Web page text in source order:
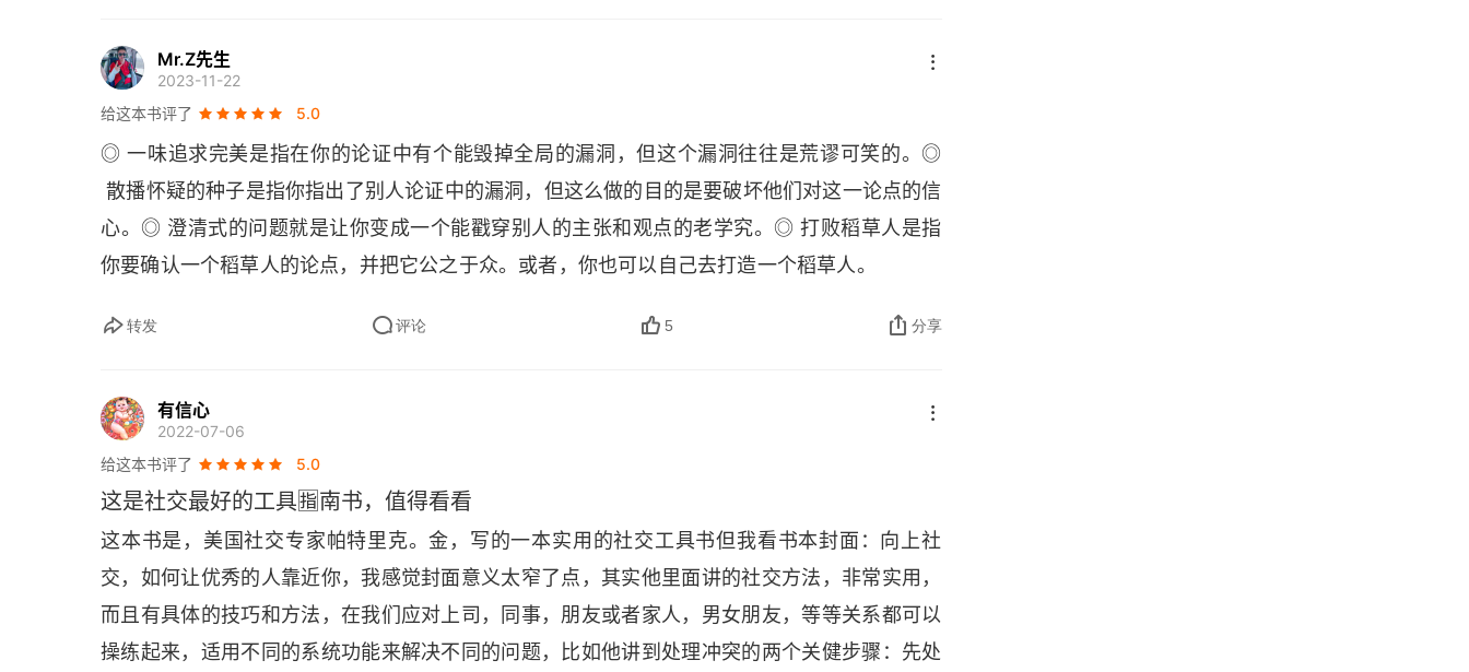
友要找到或创造一个共同的敌人 21. 一直以来，我们的认知都是不应该打断别人。通常情况下，
未来为离开任何谈话或社交场合准备好一个借口表现出好像着急离开的样子，这样谈话对象就不
的提议，来弥补自己不得不离开的遗憾 24. 在这个世界上你很难耳根清净地过日子，但我们的目
的不是要彻底清除干扰，而是要学会如何有效地应对它们 25. 处理好说话时被别人打断的情况，
能让自己保持理智，因为被打断十分令人抓狂。你可以先发制人，让别人知道你不想被打断。你
可以不断地强调它，把它当成一个晴雨表，看看谁会尊重你的个人空间。如果你是那个打断别人
说话的人，那就要养成一种习惯，把话题拉回到别人正在说的事情上来 26. 令人厌烦的习惯你眼
中非黑即白，喜欢评判他人，还想要控制他人的想法。这么做的话，人们会开始避开你当别人只
是想让你倾听他们的想法时，你主动给他们提供一些 “不请自来” 的想法和建议。在回答之前，
先弄清人们想从你这里得到什么，否则的话，人们也会开始逃开你总是第一个笑出声，而不去观
个话题，因为他们好像找到了另一个自己。你可以通过制造或挖掘相似之处来达到这一目的。◎
最后，你可以通过让别人开口来设定基调，即使他们难以接近，或是似乎有意与你保持一定的距
离。但你可以通过询问一些特定的，一些他们无法拒绝去评论、解释或者辩护的问题，引导他们
开口，而这些问题其实并不需要他们自己作答。◎ 征服听众通常指的是讲故事的时候能让他们像
孩子一样，津津有味地听讲。在日常生活中，有很多方式可以制造出这种感觉。讲故事是个很广
的话题，但往往被过分地复杂化了。◎ 把讲故事变成日常行为的一个简单方法，就是把你的生活
想象成一系列的故事。回答问题时不要只给出一两个字的答案，要养成一种习惯，把你的答案用
因此，1：1：1 法关注的是故事讲完后的讨论和反应。一个故事里可以只有：①一个情节；②
一种将被唤起的情绪；③一句话的总结。◎ 讲故事很重要，但引发别人讲故事是不是也很重要
呢？你可以认真组织一下提问的语言，请别人讲个故事，而不是只给个答案。这种简单的方式能
让谈话的所有参与者感觉更轻松、更愉快。◎ 故事也可以为圈内玩笑打下基础。说到圈内玩笑，
它是指由同一个人多次提起，并能唤起积极情绪的 “典故”。因此，你只需要在谈话中提及之前说
过的一个故事，然后，它就很可能一直会成为 “还记得咱们说过……” 这样的保留话题。
Mr.Z先生
2023-11-22
给这本书评了
5.0
◎ 一味追求完美是指在你的论证中有个能毁掉全局的漏洞，但这个漏洞往往是荒谬可笑的。◎
散播怀疑的种子是指你指出了别人论证中的漏洞，但这么做的目的是要破坏他们对这一论点的信
心。◎ 澄清式的问题就是让你变成一个能戳穿别人的主张和观点的老学究。◎ 打败稻草人是指
你要确认一个稻草人的论点，并把它公之于众。或者，你也可以自己去打造一个稻草人。
转发 评论 5 分享
有信心
2022-07-06
给这本书评了
5.0
这是社交最好的工具🈯️南书，值得看看
这本书是，美国社交专家帕特里克。金，写的一本实用的社交工具书但我看书本封面：向上社
交，如何让优秀的人靠近你，我感觉封面意义太窄了点，其实他里面讲的社交方法，非常实用，
而且有具体的技巧和方法，在我们应对上司，同事，朋友或者家人，男女朋友，等等关系都可以
操练起来，适用不同的系统功能来解决不同的问题，比如他讲到处理冲突的两个关健步骤：先处